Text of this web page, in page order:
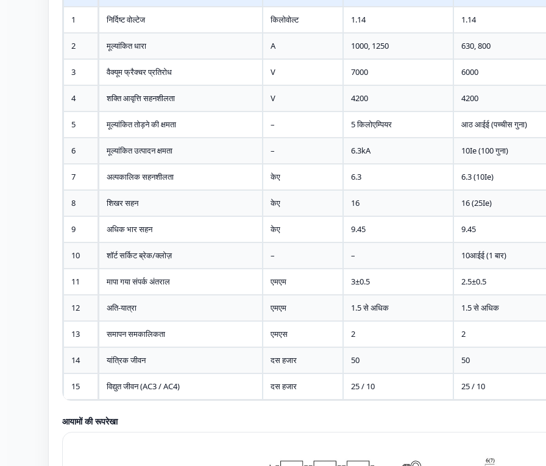
1 निर्दिष्ट वोल्टेज किलोवोल्ट 1.14 1.14
2 मूल्यांकित धारा A 1000, 1250 630, 800
3 वैक्यूम फ्रैक्चर प्रतिरोध V 7000 6000
4 शक्ति आवृत्ति सहनशीलता V 4200 4200
5 मूल्यांकित तोड़ने की क्षमता – 5 किलोएम्पियर आठ आईई (पच्चीस गुना)
6 मूल्यांकित उत्पादन क्षमता – 6.3kA 10Ie (100 गुना)
7 अल्पकालिक सहनशीलता केए 6.3 6.3 (10Ie)
8 शिखर सहन केए 16 16 (25Ie)
9 अधिक भार सहन केए 9.45 9.45
10 शॉर्ट सर्किट ब्रेक/क्लोज़ – – 10आईई (1 बार)
11 मापा गया संपर्क अंतराल एमएम 3±0.5 2.5±0.5
12 अति-यात्रा एमएम 1.5 से अधिक 1.5 से अधिक
13 समापन समकालिकता एमएस 2 2
14 यांत्रिक जीवन दस हजार 50 50
15 विद्युत जीवन (AC3 / AC4) दस हजार 25 / 10 25 / 10
आयामों की रूपरेखा